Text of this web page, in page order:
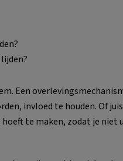
Een
invloed te houden. Of
te maken, zodat je niet